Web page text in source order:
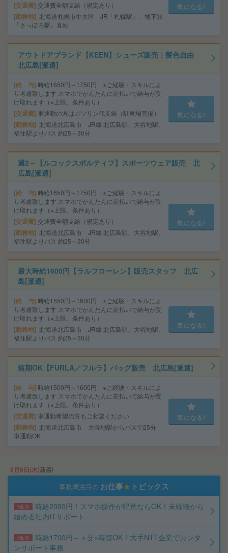
交通費 交通費全額支給（規定あり）
勤務地
北海道札幌市中央区 JR「札幌駅」、地下鉄
「さっぽろ駅」直結
気になる!
アウトドアブランド【KEEN】シューズ販売｜髪色自由
北広島[派遣]
給 与 時給1650円～1750円 ※ご経験・スキルによ
り考慮致します スマホでかんたんに前払いで給与が受
け取れます（※上限、条件あり）
交通費 車通勤の方はガソリン代支給（駐車場完備）
勤務地
北海道北広島市 JR線 北広島駅、大谷地駅、
福住駅よりバス 約25～30分
気になる!
週2～【ルコックスポルティフ】スポーツウェア販売 北
広島[派遣]
給 与 時給1650円～1750円 ※ご経験・スキルによ
り考慮致します スマホでかんたんに前払いで給与が受
け取れます（※上限、条件あり）
交通費 交通費全額支給（規定あり）
勤務地
北海道北広島市 JR線 北広島駅、大谷地駅、
福住駅よりバス 約25～30分
気になる!
最大時給1600円【ラルフローレン】販売スタッフ 北広
島[派遣]
給 与 時給1550円～1600円 ※ご経験・スキルによ
り考慮致します スマホでかんたんに前払いで給与が受
け取れます（※上限、条件あり）
勤務地
北海道北広島市 JR線 北広島駅、大谷地駅、
福住駅よりバス 約25～30分
気になる!
短期OK【FURLA／フルラ】バッグ販売 北広島[派遣]
給 与 時給1500円～1600円 ※ご経験・スキルによ
り考慮致します スマホでかんたんに前払いで給与が受
け取れます（※上限、条件あり）
交通費 車通勤希望の方もご相談ください
勤務地
北海道北広島市 大谷地駅からバスで25分
車通勤OK
気になる!
8月6日(木)新着!
事務局注目の お仕事★ トピックス
NEW
時給2000円！スマホ操作が得意ならOK！未経験から
始める社内ITサポート
NEW
時給1700円～＋交×時短OK！大手NTT企業でカンタ
ンサポート事務